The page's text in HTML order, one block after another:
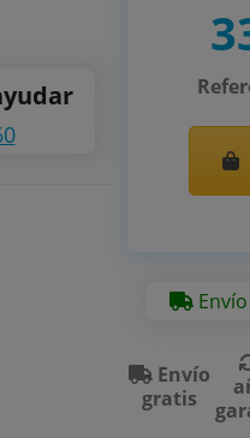
Envío
gratis